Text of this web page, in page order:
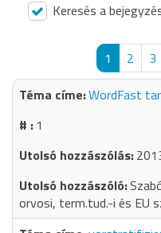
Keresés a
1 2 3
WordFast
1
orvosi, term.tud.-i és EU